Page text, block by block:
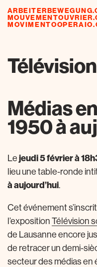
ressources
Médias
1950 à
Le jeudi 5 février à
lieu une table-ronde
à aujourd’hui.
Cet événement
l’exposition Télévision
de Lausanne encore
de retracer un demi-
secteur des médias en